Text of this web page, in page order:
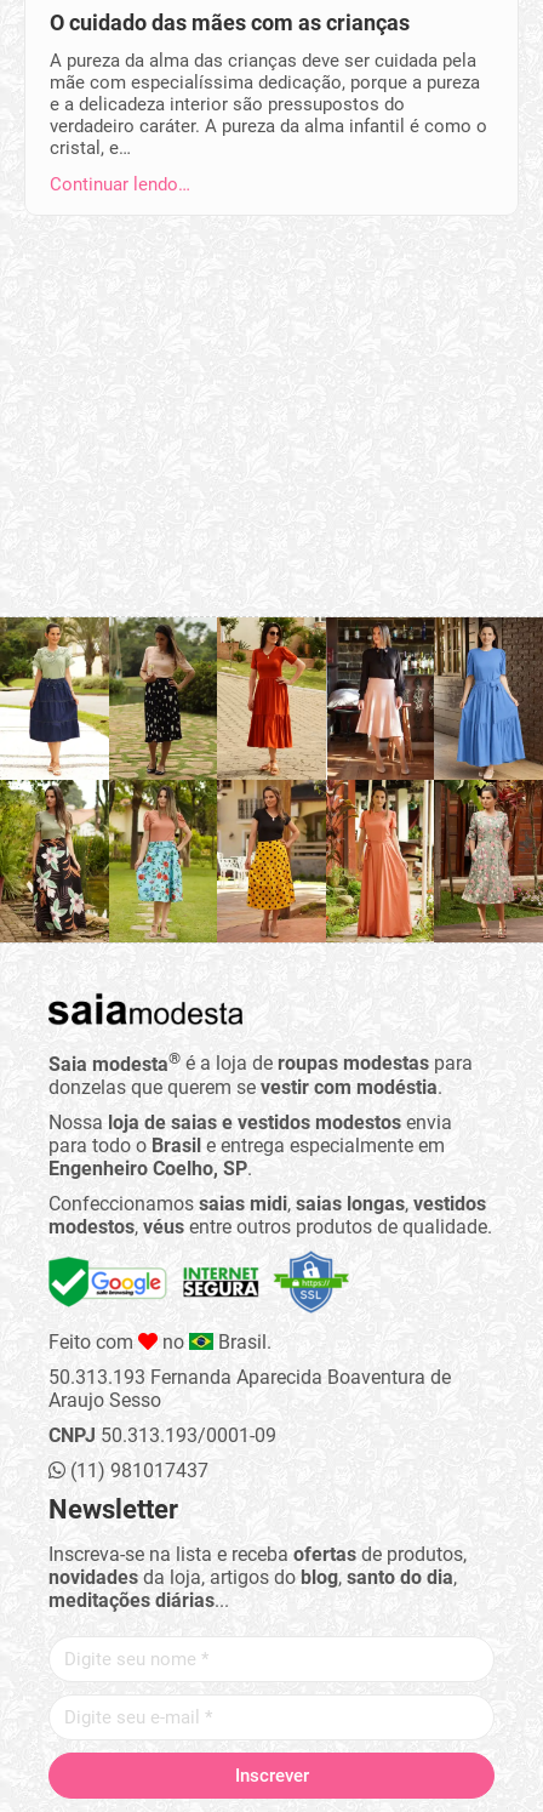
O cuidado das mães com as crianças
A pureza da alma das crianças deve ser cuidada pela
mãe com especialíssima dedicação, porque a pureza
e a delicadeza interior são pressupostos do
verdadeiro caráter. A pureza da alma infantil é como o
cristal, e…
Continuar lendo…
Saia modesta® é a loja de roupas modestas para
donzelas que querem se vestir com modéstia.
Nossa loja de saias e vestidos modestos envia
para todo o Brasil e entrega especialmente em
Engenheiro Coelho, SP.
Confeccionamos saias midi, saias longas, vestidos
modestos, véus entre outros produtos de qualidade.
Feito com no
Brasil.
50.313.193 Fernanda Aparecida Boaventura de
Araujo Sesso
CNPJ 50.313.193/0001-09
(11) 981017437
Newsletter
Inscreva-se na lista e receba ofertas de produtos,
novidades da loja, artigos do blog, santo do dia,
meditações diárias...